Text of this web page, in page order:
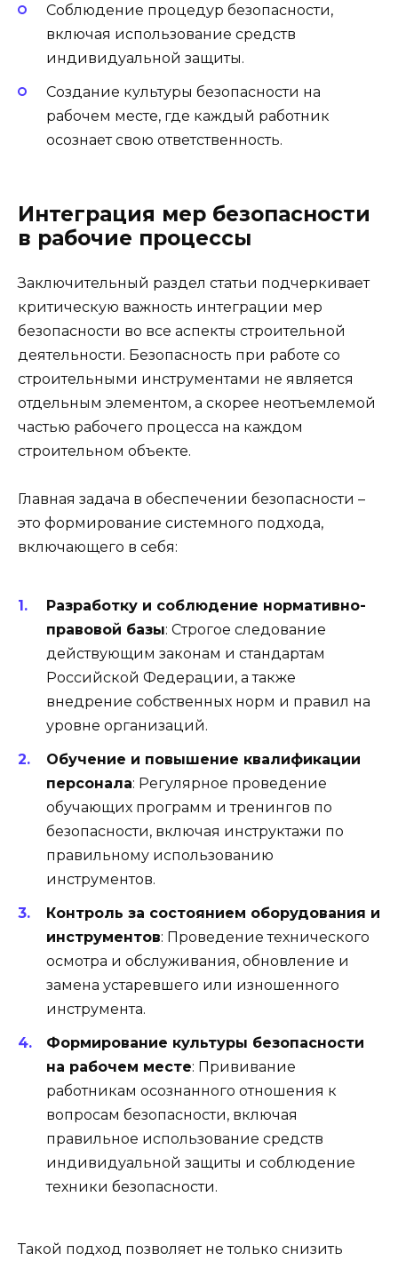
Соблюдение процедур безопасности,
включая использование средств
индивидуальной защиты.
Создание культуры безопасности на
рабочем месте, где каждый работник
осознает свою ответственность.
Интеграция мер безопасности
в рабочие процессы
Заключительный раздел статьи подчеркивает
критическую важность интеграции мер
безопасности во все аспекты строительной
деятельности. Безопасность при работе со
строительными инструментами не является
отдельным элементом, а скорее неотъемлемой
частью рабочего процесса на каждом
строительном объекте.
Главная задача в обеспечении безопасности –
это формирование системного подхода,
включающего в себя:
Разработку и соблюдение нормативно-
правовой базы: Строгое следование
действующим законам и стандартам
Российской Федерации, а также
внедрение собственных норм и правил на
уровне организаций.
Обучение и повышение квалификации
персонала: Регулярное проведение
обучающих программ и тренингов по
безопасности, включая инструктажи по
правильному использованию
инструментов.
Контроль за состоянием оборудования и
инструментов: Проведение технического
осмотра и обслуживания, обновление и
замена устаревшего или изношенного
инструмента.
Формирование культуры безопасности
на рабочем месте: Прививание
работникам осознанного отношения к
вопросам безопасности, включая
правильное использование средств
индивидуальной защиты и соблюдение
техники безопасности.
Такой подход позволяет не только снизить